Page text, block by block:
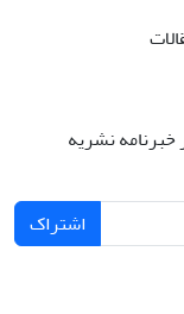
خبرنامه نشریه
اشتراک